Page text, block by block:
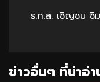
ธ.ก.ส. เชิญชม
ข่าวอื่นๆ ที่น่าอ่า